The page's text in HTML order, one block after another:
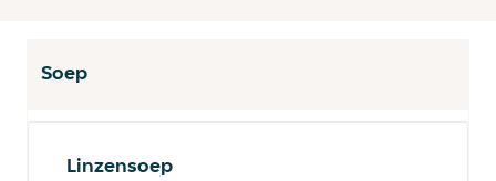
Soep
Linzensoep